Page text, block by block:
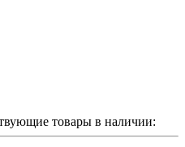
товары в наличии: